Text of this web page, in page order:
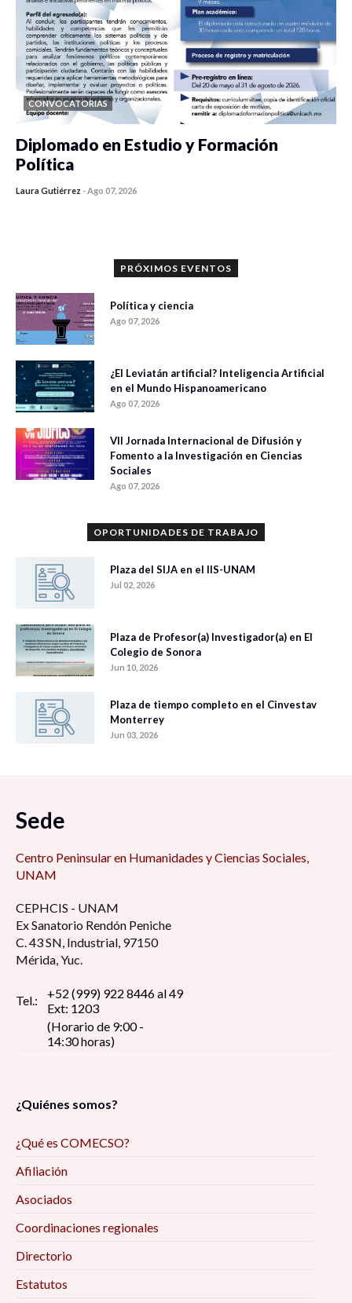
CONVOCATORIAS
Diplomado en Estudio y Formación
Política
Laura Gutiérrez -Ago 07, 2026
PRÓXIMOS EVENTOS
Política y ciencia
Ago 07, 2026
¿El Leviatán artificial? Inteligencia Artificial
en el Mundo Hispanoamericano
Ago 07, 2026
VII Jornada Internacional de Difusión y
Fomento a la Investigación en Ciencias
Sociales
Ago 07, 2026
OPORTUNIDADES DE TRABAJO
Plaza del SIJA en el IIS-UNAM
Jul 02, 2026
Plaza de Profesor(a) Investigador(a) en El
Colegio de Sonora
Jun 10, 2026
Plaza de tiempo completo en el Cinvestav
Monterrey
Jun 03, 2026
Sede
Centro Peninsular en Humanidades y Ciencias Sociales,
UNAM
CEPHCIS - UNAM
Ex Sanatorio Rendón Peniche
C. 43 SN, Industrial, 97150
Mérida, Yuc.
Tel.:
+52 (999) 922 8446 al 49
Ext: 1203
(Horario de 9:00 -
14:30 horas)
¿Quiénes somos?
¿Qué es COMECSO?
Afiliación
Asociados
Coordinaciones regionales
Directorio
Estatutos